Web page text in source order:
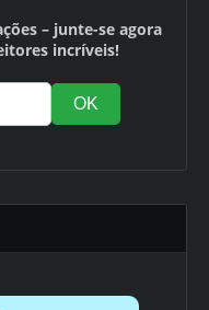
– junte-se agora
incríveis!